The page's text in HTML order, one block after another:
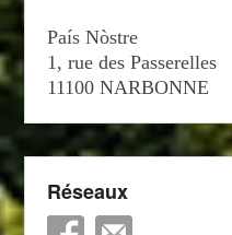
País Nòstre
1, rue des Passerelles
11100 NARBONNE
Réseaux